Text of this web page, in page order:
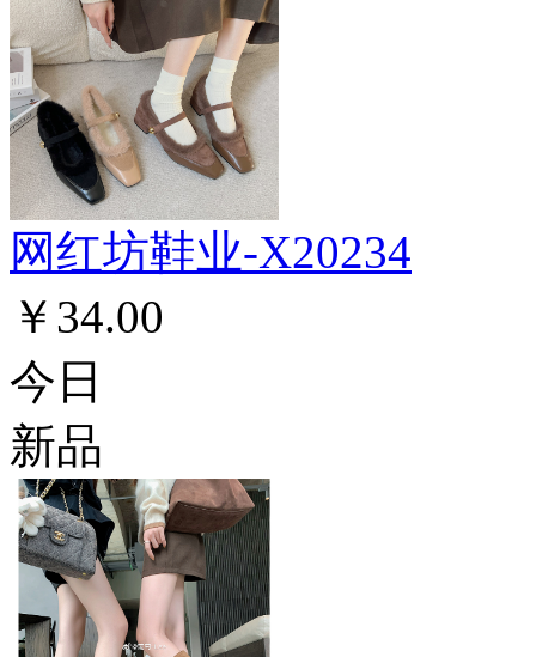
网红坊鞋业-X20234
￥34.00
今日
新品